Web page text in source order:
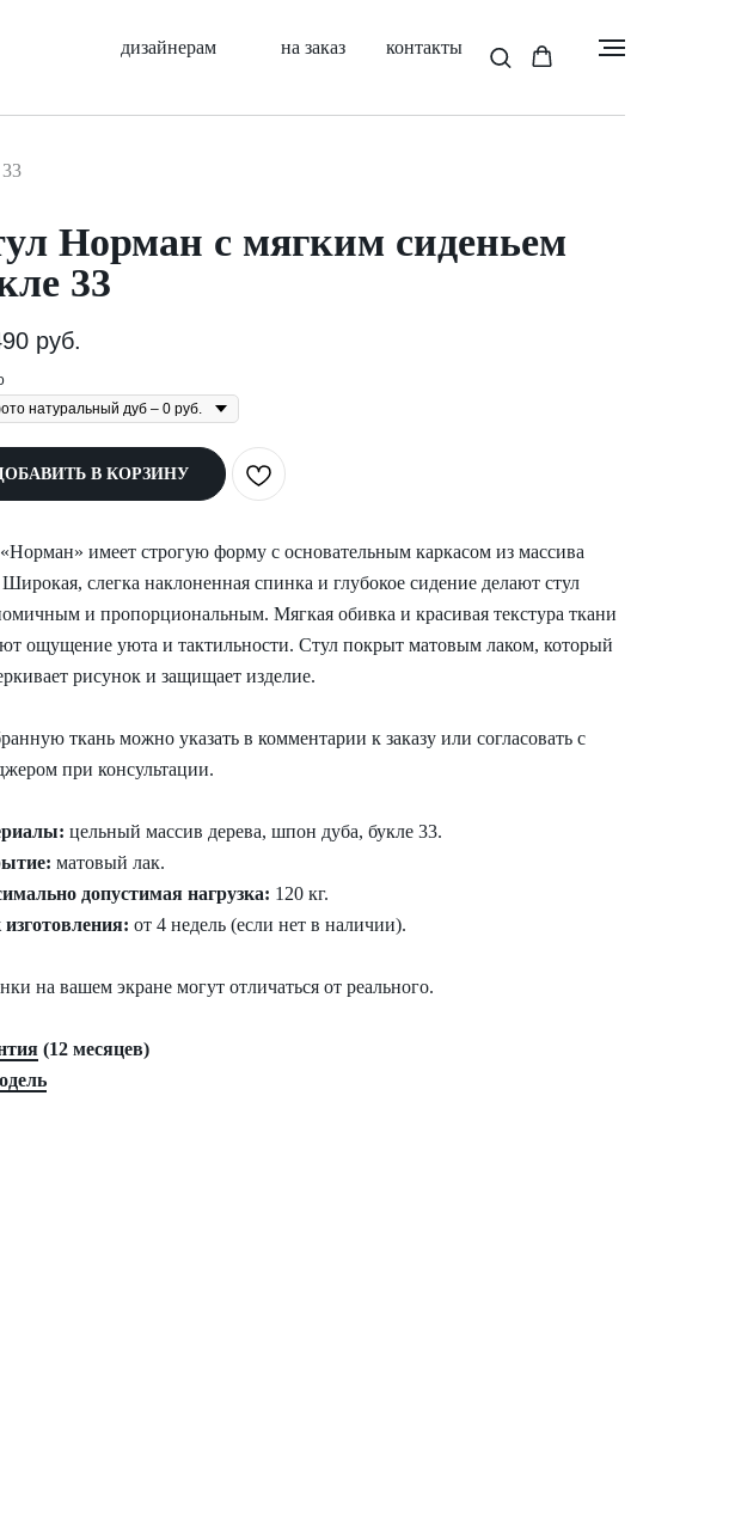
дизайнерам на заказ контакты
Норман с мягким сиденьем
33
руб.
В КОРЗИНУ
имеет строгую форму с основательным каркасом из массива
Широкая, слегка наклоненная спинка и глубокое сидение делают стул
и пропорциональным. Мягкая обивка и красивая текстура ткани
ощущение уюта и тактильности. Стул покрыт матовым лаком, который
рисунок и защищает изделие.
ткань можно указать в комментарии к заказу или согласовать с
при консультации.
цельный массив дерева, шпон дуба, букле 33.
матовый лак.
допустимая нагрузка: 120 кг.
от 4 недель (если нет в наличии).
на вашем экране могут отличаться от реального.
(12 месяцев)